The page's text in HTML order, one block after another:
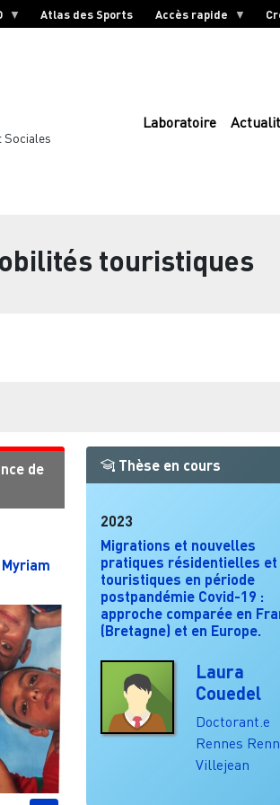
Atlas des Sports Accès rapide
Sociales
Laboratoire
touristiques
de
Thèse en cours
2023
Migrations et nouvelles
pratiques résidentielles et
touristiques en période
postpandémie Covid-19 :
approche comparée en
(Bretagne) et en Europe.
Laura
Couedel
Doctorant.e
Rennes
Villejean